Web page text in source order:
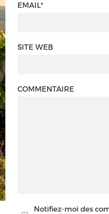
EMAIL*
SITE WEB
COMMENTAIRE
Notifiez-moi des